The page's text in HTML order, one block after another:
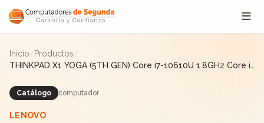
Saltar al contenido
Inicio/Productos/
THINKPAD X1 YOGA (5TH GEN) Core i7-10610U 1.8GHz Core i7
Catálogo computador
LENOVO